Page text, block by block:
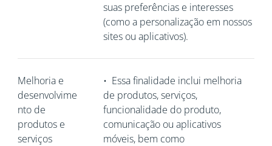
suas preferências e interesses
(como a personalização em nossos
sites ou aplicativos).
Melhoria e
desenvolvime
nto de
produtos e
serviços
• Essa finalidade inclui melhoria
de produtos, serviços,
funcionalidade do produto,
comunicação ou aplicativos
móveis, bem como